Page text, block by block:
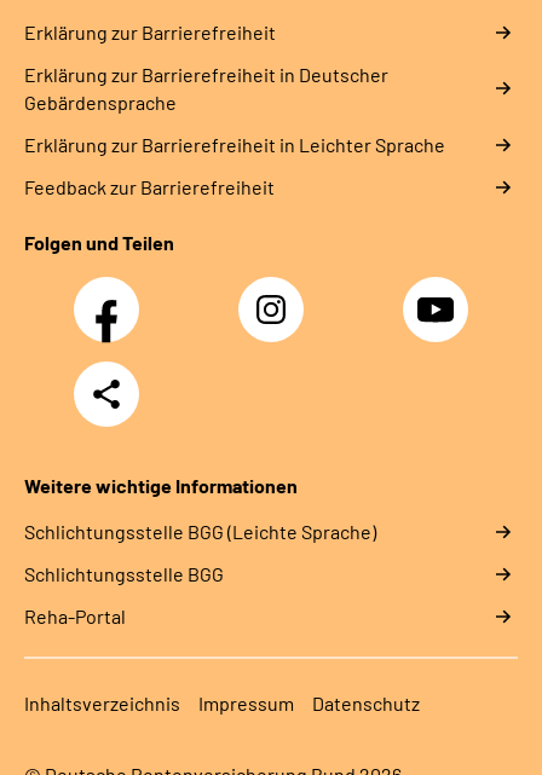
Erklärung zur Barrierefreiheit
Erklärung zur Barrierefreiheit in Deutscher
Gebärdensprache
Erklärung zur Barrierefreiheit in Leichter Sprache
Feedback zur Barrierefreiheit
Folgen und Teilen
Facebook Instagram YouTube
Teilen
Weitere wichtige Informationen
Schlich­tungs­stel­le BGG (Leichte Sprache)
Schlich­tungs­stel­le BGG
Reha-Portal
Inhaltsverzeichnis Impressum Datenschutz